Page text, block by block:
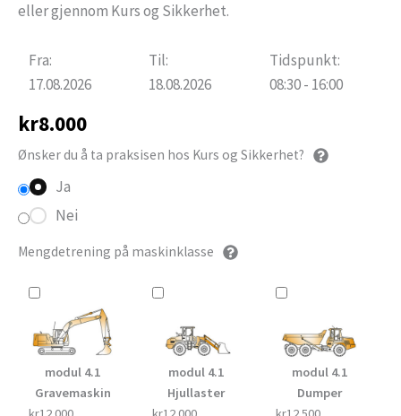
eller gjennom Kurs og Sikkerhet.
Fra:
17.08.2026
Til:
18.08.2026
Tidspunkt:
08:30 - 16:00
kr8.000
Ønsker du å ta praksisen hos Kurs og Sikkerhet?
Ja
Nei
Mengdetrening på maskinklasse
modul 4.1
Gravemaskin
modul 4.1
Hjullaster
modul 4.1
Dumper